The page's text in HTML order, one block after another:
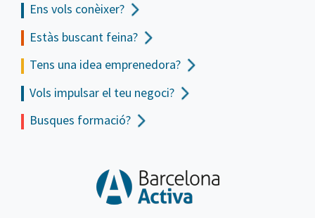
Ens vols conèixer?
Estàs buscant feina?
Tens una idea emprenedora?
Vols impulsar el teu negoci?
Busques formació?